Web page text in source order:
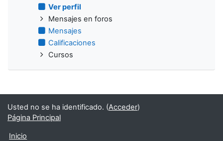
Ver perfil
Mensajes en foros
Mensajes
Calificaciones
Cursos
Usted no se ha identificado. (Acceder)
Página Principal
Inicio